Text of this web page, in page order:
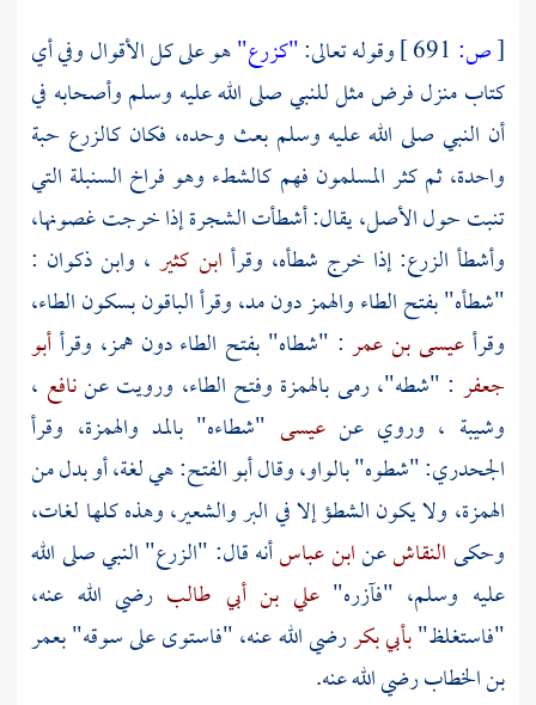
[ص: وقوله تعالى:"كزرع"هو على كل الأقوال وفي أي
كتاب منزل فرض مثل للنبي صلى الله عليه وسلم وأصحابه في
أن النبي صلى الله عليه وسلم بعث وحده، فكان كالزرع حبة
واحدة، ثم كثر المسلمون فهم كالشطء وهو فراخ السنبلة التي
تنبت حول الأصل، يقال: أشطأت الشجرة إذا خرجت غصونها،
وأشطأ الزرع: إذا خرج شطأه، وقرأ ابن كثير ، وابن ذكوان :
"شطأه" بفتح الطاء والهمز دون مد، وقرأ الباقون بسكون الطاء،
وقرأعيسى بن عمر : "شطاه" بفتح الطاء دون همز، وقرأأبو
جعفر : "شطه"، رمى بالهمزة وفتح الطاء، ورويت عننافع ،
وشيبة ، وروي عنعيسى "شطاءه" بالمد والهمزة، وقرأ
الجحدري:"شطوه" بالواو، وقالأبو الفتح:هي لغة، أو بدل من
الهمزة، ولا يكون الشطؤ إلا في البر والشعير، وهذه كلها لغات،
وحكىالنقاشعنابن عباسأنه قال: "الزرع" النبي صلى الله
عليه وسلم، "فآزره"علي بن أبي طالب رضي الله عنه،
"فاستغلظ"بأبي بكررضي الله عنه، "فاستوى على سوقه"بعمر
بن الخطابرضي الله عنه.